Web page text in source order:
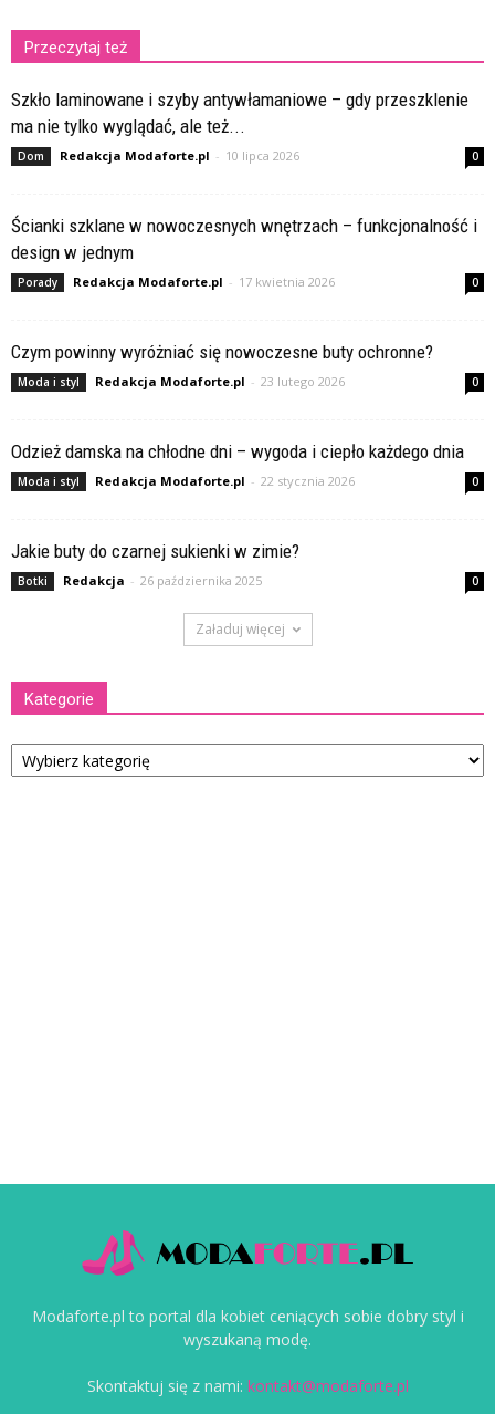
Przeczytaj też
Szkło laminowane i szyby antywłamaniowe – gdy przeszklenie
ma nie tylko wyglądać, ale też...
Dom Redakcja Modaforte.pl - 10 lipca 2026 0
Ścianki szklane w nowoczesnych wnętrzach – funkcjonalność i
design w jednym
Porady Redakcja Modaforte.pl - 17 kwietnia 2026 0
Czym powinny wyróżniać się nowoczesne buty ochronne?
Moda i styl Redakcja Modaforte.pl - 23 lutego 2026 0
Odzież damska na chłodne dni – wygoda i ciepło każdego dnia
Moda i styl Redakcja Modaforte.pl - 22 stycznia 2026 0
Jakie buty do czarnej sukienki w zimie?
Botki Redakcja - 26 października 2025 0
Załaduj więcej
Kategorie
Kategorie
Modaforte.pl to portal dla kobiet ceniących sobie dobry styl i
wyszukaną modę.
Skontaktuj się z nami: kontakt@modaforte.pl